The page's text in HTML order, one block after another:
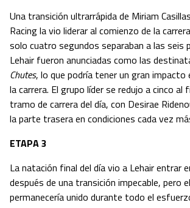
Una transición ultrarrápida de Miriam
Racing la vio liderar al comienzo de la
solo cuatro segundos separaban a las seis
Lehair fueron anunciadas como las
Chutes, lo que podría tener un gran impacto
la carrera. El grupo líder se redujo a cinco al
tramo de carrera del día, con Desirae
la parte trasera en condiciones cada vez
ETAPA 3
La natación final del día vio a Lehair entrar
después de una transición impecable, pero
permanecería unido durante todo el